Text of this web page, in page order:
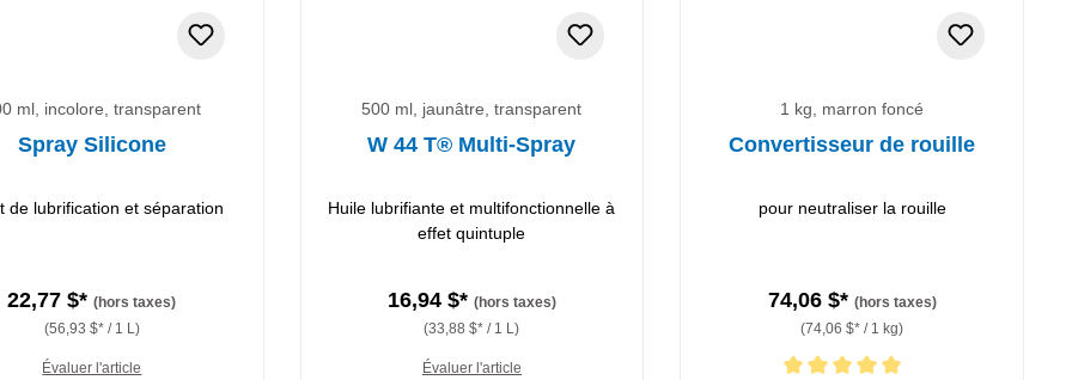
ml, incolore, transparent
Spray Silicone
de lubrification et séparation
22,77 $*(hors taxes)
(56,93 $* / 1 L)
Évaluer l'article
500 ml, jaunâtre, transparent
W 44 T® Multi-Spray
Huile lubrifiante et multifonctionnelle à
effet quintuple
16,94 $* (hors taxes)
(33,88 $* / 1 L)
Évaluer l'article
1 kg, marron foncé
Convertisseur de rouille
pour neutraliser la rouille
74,06 $* (hors taxes)
(74,06 $* / 1 kg)